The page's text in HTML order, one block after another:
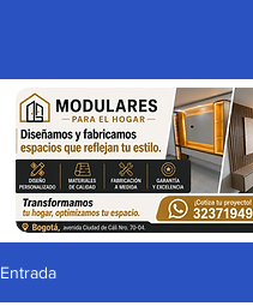
Entrada